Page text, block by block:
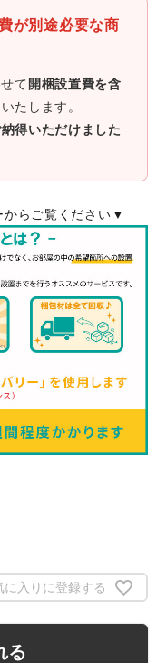
が別途必要な商
て開梱設置費を含
たします。
得いただけました
からご覧ください▼
に入りに登録する
る